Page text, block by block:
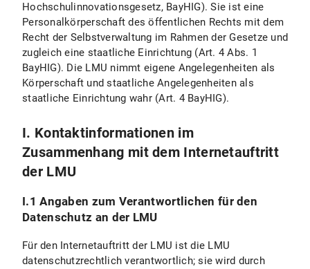
Persönliche Einstellungen
VI. Nutzung bereitgestellter Kommunikationsmittel
VI.1 Nutzung eines Kontaktformulars
VI.1.1 Umfang und Zweck der Datenverarbeitung
VI.1.2 Rechtsgrundlage der Datenverarbeitung
VI.1.3 Dauer der Datenverarbeitung
VI.2 Nutzung einer E-Mail-Adresse
VI.2.1 Umfang und Zweck der Datenverarbeitung
Hochschulinnovationsgesetz, BayHIG). Sie ist eine
Personalkörperschaft des öffentlichen Rechts mit dem
Recht der Selbstverwaltung im Rahmen der Gesetze und
zugleich eine staatliche Einrichtung (Art. 4 Abs. 1
BayHIG). Die LMU nimmt eigene Angelegenheiten als
Körperschaft und staatliche Angelegenheiten als
staatliche Einrichtung wahr (Art. 4 BayHIG).
I. Kontaktinformationen im
Zusammenhang mit dem Internetauftritt
der LMU
I.1 Angaben zum Verantwortlichen für den
Datenschutz an der LMU
Für den Internetauftritt der LMU ist die LMU
datenschutzrechtlich verantwortlich; sie wird durch